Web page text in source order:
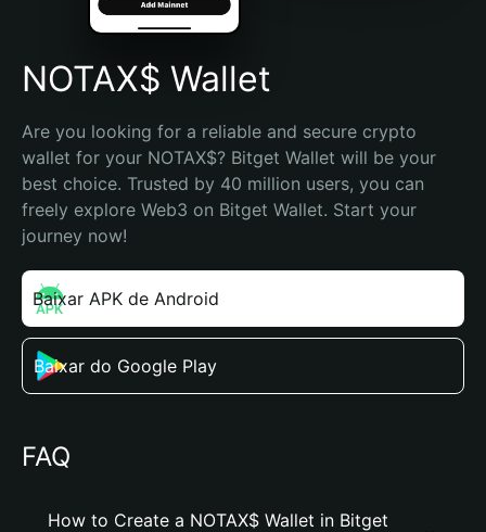
Español (Argentina)
NOTAX$ Wallet
Are you looking for a reliable and secure crypto
wallet for your NOTAX$? Bitget Wallet will be your
best choice. Trusted by 40 million users, you can
freely explore Web3 on Bitget Wallet. Start your
journey now!
Baixar APK de Android
Baixar do Google Play
FAQ
How to Create a NOTAX$ Wallet in Bitget